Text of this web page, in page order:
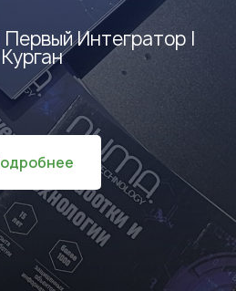
Первый Интегратор |
Курган